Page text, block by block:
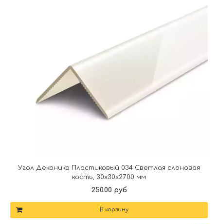
Угол Деконика Пластиковый 034 Светлая слоновая
кость, 30х30х2700 мм
250.00 руб
В корзину